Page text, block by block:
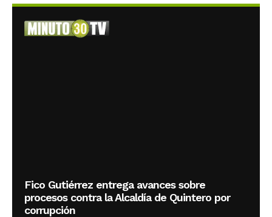
Fico Gutiérrez entrega avances sobre
procesos contra la Alcaldía de Quintero por
corrupción